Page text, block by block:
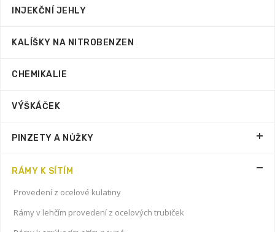
INJEKČNÍ JEHLY
KALÍŠKY NA NITROBENZEN
CHEMIKALIE
VÝŠKÁČEK
PINZETY A NŮŽKY
RÁMY K SÍTÍM
Provedení z ocelové kulatiny
Rámy v lehčím provedení z ocelových trubiček